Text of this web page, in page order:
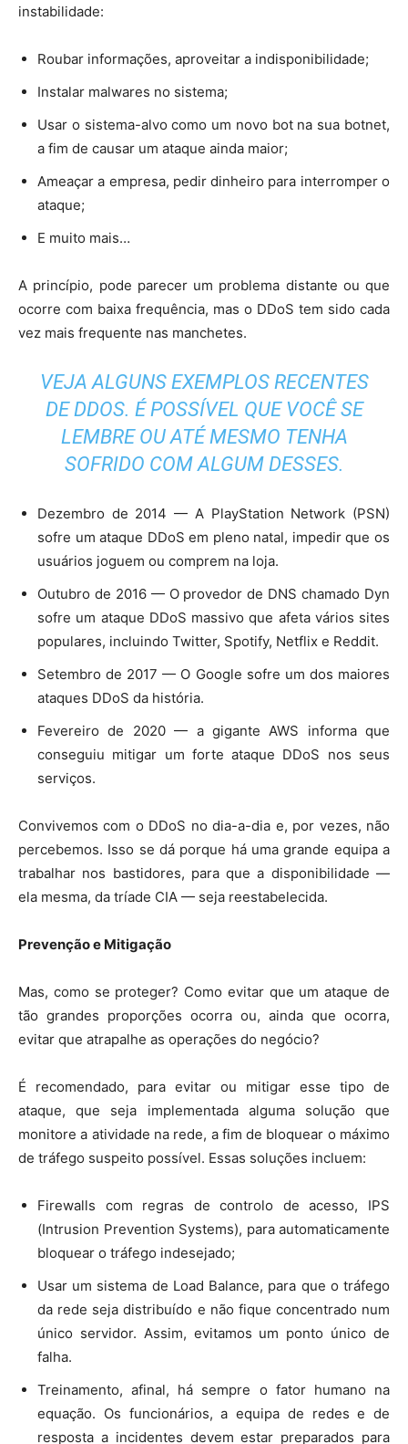
instabilidade:
Roubar informações, aproveitar a indisponibilidade;
Instalar malwares no sistema;
Usar o sistema-alvo como um novo bot na sua botnet,
a fim de causar um ataque ainda maior;
Ameaçar a empresa, pedir dinheiro para interromper o
ataque;
E muito mais…
A princípio, pode parecer um problema distante ou que
ocorre com baixa frequência, mas o DDoS tem sido cada
vez mais frequente nas manchetes.
VEJA ALGUNS EXEMPLOS RECENTES
DE DDOS. É POSSÍVEL QUE VOCÊ SE
LEMBRE OU ATÉ MESMO TENHA
SOFRIDO COM ALGUM DESSES.
Dezembro de 2014 — A PlayStation Network (PSN)
sofre um ataque DDoS em pleno natal, impedir que os
usuários joguem ou comprem na loja.
Outubro de 2016 — O provedor de DNS chamado Dyn
sofre um ataque DDoS massivo que afeta vários sites
populares, incluindo Twitter, Spotify, Netflix e Reddit.
Setembro de 2017 — O Google sofre um dos maiores
ataques DDoS da história.
Fevereiro de 2020 — a gigante AWS informa que
conseguiu mitigar um forte ataque DDoS nos seus
serviços.
Convivemos com o DDoS no dia-a-dia e, por vezes, não
percebemos. Isso se dá porque há uma grande equipa a
trabalhar nos bastidores, para que a disponibilidade —
ela mesma, da tríade CIA — seja reestabelecida.
Prevenção e Mitigação
Mas, como se proteger? Como evitar que um ataque de
tão grandes proporções ocorra ou, ainda que ocorra,
evitar que atrapalhe as operações do negócio?
É recomendado, para evitar ou mitigar esse tipo de
ataque, que seja implementada alguma solução que
monitore a atividade na rede, a fim de bloquear o máximo
de tráfego suspeito possível. Essas soluções incluem:
Firewalls com regras de controlo de acesso, IPS
(Intrusion Prevention Systems), para automaticamente
bloquear o tráfego indesejado;
Usar um sistema de Load Balance, para que o tráfego
da rede seja distribuído e não fique concentrado num
único servidor. Assim, evitamos um ponto único de
falha.
Treinamento, afinal, há sempre o fator humano na
equação. Os funcionários, a equipa de redes e de
resposta a incidentes devem estar preparados para